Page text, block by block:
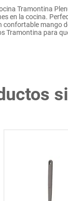
Tramontina
en la cocina.
mango
Tramontina para